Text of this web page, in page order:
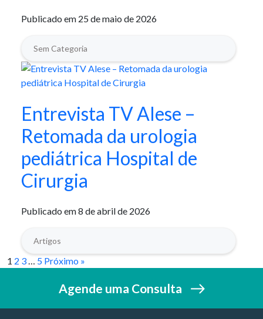
Publicado em 25 de maio de 2026
Sem Categoria
Entrevista TV Alese –
Retomada da urologia
pediátrica Hospital de
Cirurgia
Publicado em 8 de abril de 2026
Artigos
1 2 3… 5 Próximo »
Agende uma Consulta